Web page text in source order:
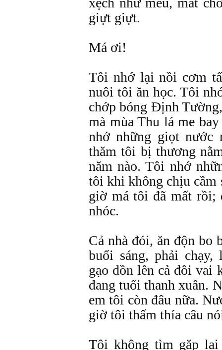
giựt giựt.
Má ơi!
Tôi nhớ lại nồi cơm
nuôi tôi ăn học. Tôi
chớp bóng Định
mà mùa Thu lá me
nhớ những giọt nước
thăm tôi bị thương
năm nào. Tôi nhớ
tôi khi không chịu
giờ má tôi đã mất rồi;
nhóc.
Cả nhà đói, ăn độn bo
buổi sáng, phải
gạo dồn lên cả đôi vai
đang tuổi thanh xuân.
em tôi còn đâu nữa.
giờ tôi thấm thía câu
Tôi không tìm gặp